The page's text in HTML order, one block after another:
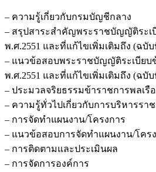
– ความรู้เกี่ยวกับกรมบัญชีกลาง
– สรุปสาระสำคัญพระราชบัญญัติระเ
พ.ศ.2551 และที่แก้ไขเพิ่มเติมถึง (ฉบับ
– แนวข้อสอบพระราชบัญญัติระเบียบ
พ.ศ.2551 และที่แก้ไขเพิ่มเติมถึง (ฉบับ
– ประมวลจริยธรรมข้าราชการพลเรื
– ความรู้ทั่วไปเกี่ยวกับการบริหารรา
– การจัดทำแผนงาน/โครงการ
– แนวข้อสอบการจัดทำแผนงาน/โคร
– การติดตามและประเมินผล
– การจัดการองค์การ